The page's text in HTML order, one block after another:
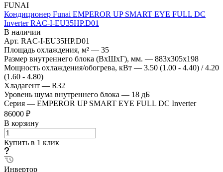
FUNAI
Кондиционер Funai EMPEROR UP SMART EYE FULL DC
Inverter RAC-I-EU35HP.D01
В наличии
Арт. RAC-I-EU35HP.D01
Площадь охлаждения, м² — 35
Размер внутреннего блока (ВхШхГ), мм. — 883x305x198
Мощность охлаждения/обогрева, кВт — 3.50 (1.00 - 4.40) / 4.20
(1.60 - 4.80)
Хладагент — R32
Уровень шума внутреннего блока — 18 дБ
Серия — EMPEROR UP SMART EYE FULL DC Inverter
86000 ₽
В корзину
Купить в 1 клик
Инвертор